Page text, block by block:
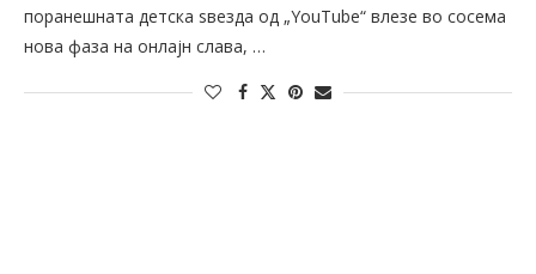
поранешната детска ѕвезда од „YouTube“ влезе во сосема
нова фаза на онлајн слава, …